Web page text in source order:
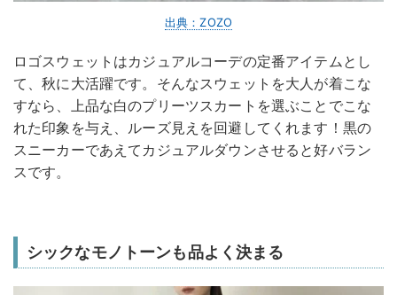
出典：ZOZO
ロゴスウェットはカジュアルコーデの定番アイテムとし
て、秋に大活躍です。そんなスウェットを大人が着こな
すなら、上品な白のプリーツスカートを選ぶことでこな
れた印象を与え、ルーズ見えを回避してくれます！黒の
スニーカーであえてカジュアルダウンさせると好バラン
スです。
シックなモノトーンも品よく決まる